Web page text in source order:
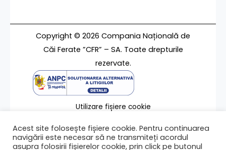
Copyright © 2026 Compania Națională de
Căi Ferate ”CFR” – SA. Toate drepturile
rezervate.
Utilizare fișiere cookie
Contact
Acest site folosește fișiere cookie. Pentru continuarea
navigării este necesar să ne transmiteți acordul
asupra folosirii fișierelor cookie, prin click pe butonul